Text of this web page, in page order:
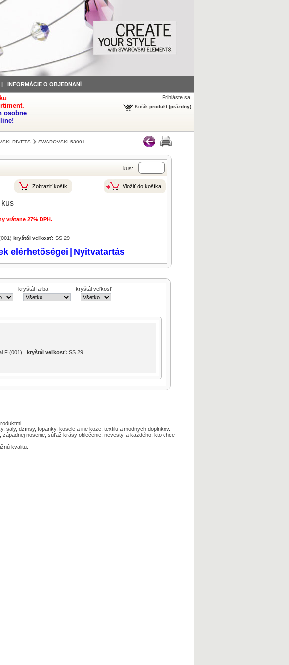
| INFORMÁCIE O OBJEDNANÍ
osobne
Prihláste sa
Košík produkt (prázdny)
RIVETS SWAROVSKI 53001
kus:
Zobraziť košík Vložiť do košíka
kus
vrátane 27% DPH.
kryštál veľkosť: SS 29
elérhetőségei Nyitvatartás
kryštál farba kryštál veľkosť
F (001) kryštál veľkosť: SS 29
šály, džínsy, topánky, košele a iné kože, textilu a módnych doplnkov.
nosenie, súťaž krásy oblečenie, nevesty, a každého, kto chce
kvalitu.